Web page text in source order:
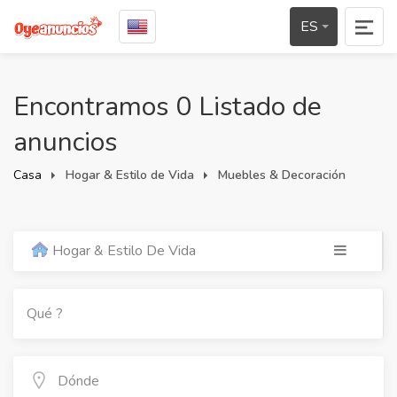
ES
Encontramos 0 Listado de
anuncios
Casa Hogar & Estilo de Vida Muebles & Decoración
Hogar & Estilo De Vida